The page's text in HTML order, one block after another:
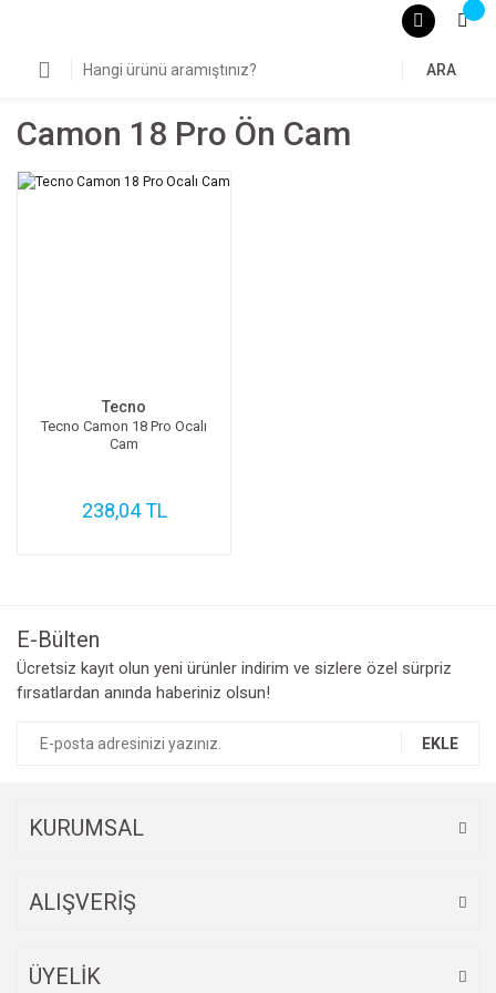
ARA
Camon 18 Pro Ön Cam
Tecno
Tecno Camon 18 Pro Ocalı
Cam
238,04 TL
E-Bülten
Ücretsiz kayıt olun yeni ürünler indirim ve sizlere özel sürpriz
fırsatlardan anında haberiniz olsun!
EKLE
KURUMSAL
ALIŞVERİŞ
ÜYELİK